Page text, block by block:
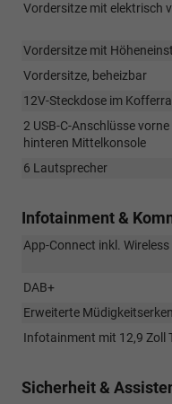
Vordersitze mit elektrisch
Vordersitze mit
Vordersitze, beheizbar
12V-Steckdose im
2 USB-C-Anschlüsse
hinteren Mittelkonsole
6 Lautsprecher
Infotainment &
App-Connect inkl.
DAB+
Erweiterte
Infotainment mit 12,9 Zoll
Sicherheit &